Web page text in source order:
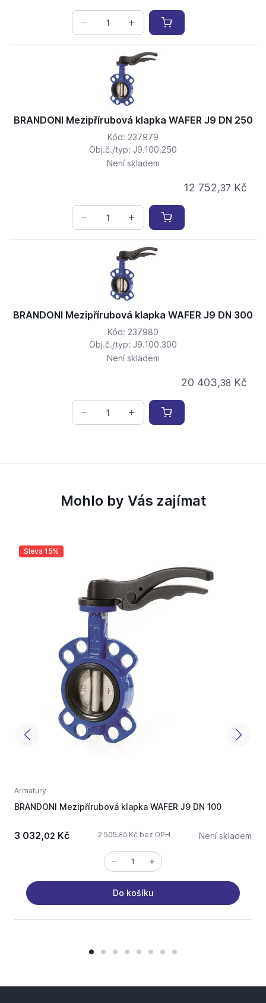
BRANDONI Mezipřírubová klapka WAFER J9 DN 250
Kód: 237979
Obj.č./typ: J9.100.250
Není skladem
12 752,37 Kč
BRANDONI Mezipřírubová klapka WAFER J9 DN 300
Kód: 237980
Obj.č./typ: J9.100.300
Není skladem
20 403,38 Kč
Mohlo by Vás zajímat
Sleva 15%
Armatury
BRANDONI Mezipřírubová klapka WAFER J9 DN 100
3 032,02 Kč 2 505,80 Kč bez DPH Není skladem
Do košíku